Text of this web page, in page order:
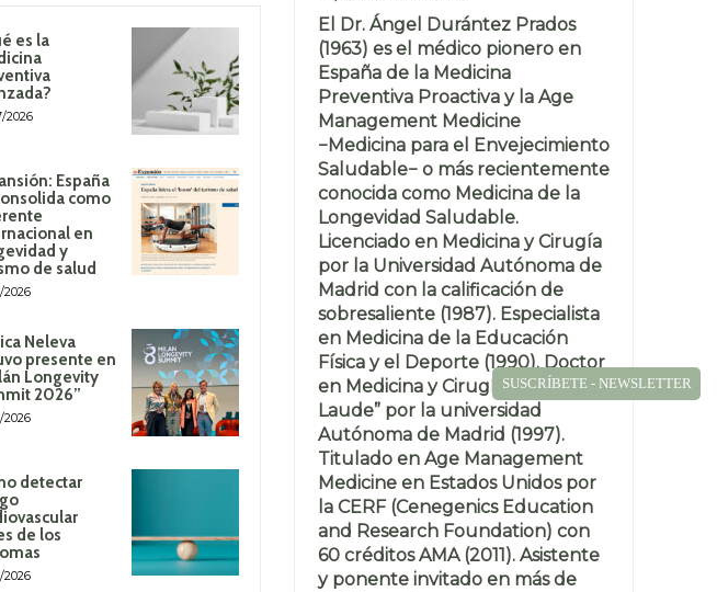
es la
2026
España
como
en
y
de salud
2026
Neleva
presente en
Longevity
2026”
2026
detectar
de los
2026
El Dr. Ángel Durántez Prados
(1963) es el médico pionero en
España de la Medicina
Preventiva Proactiva y la Age
Management Medicine
−Medicina para el Envejecimiento
Saludable− o más recientemente
conocida como Medicina de la
Longevidad Saludable.
Licenciado en Medicina y Cirugía
por la Universidad Autónoma de
Madrid con la calificación de
sobresaliente (1987). Especialista
en Medicina de la Educación
Física y el Deporte (1990). Doctor
en Medicina y Cirugía “Cum
Laude” por la universidad
Autónoma de Madrid (1997).
Titulado en Age Management
Medicine en Estados Unidos por
la CERF (Cenegenics Education
and Research Foundation) con
60 créditos AMA (2011). Asistente
y ponente invitado en más de
SUSCRÍBETE - NEWSLETTER